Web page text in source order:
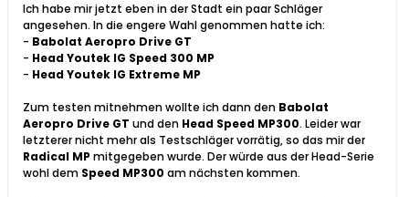
Ich habe mir jetzt eben in der Stadt ein paar Schläger
angesehen. In die engere Wahl genommen hatte ich:
- Babolat Aeropro Drive GT
- Head Youtek IG Speed 300 MP
- Head Youtek IG Extreme MP
Zum testen mitnehmen wollte ich dann den Babolat
Aeropro Drive GT und den Head Speed MP300. Leider war
letzterer nicht mehr als Testschläger vorrätig, so das mir der
Radical MP mitgegeben wurde. Der würde aus der Head-Serie
wohl dem Speed MP300 am nächsten kommen.